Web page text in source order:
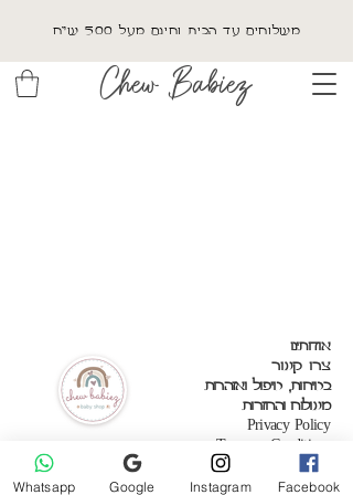
משלוחים עד הבית וחינם מעל 500 ש"ח
Chew Babiez
אודותינו
צרו קשר
בטיחות, טיפול ואזהרות
משלוח והחזרות
Privacy Policy
Terms & Conditions
Whatsapp Google Instagram Facebook